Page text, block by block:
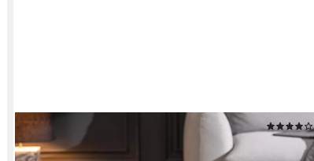
RIESS-AMBIENTE
Couchtisch DIAMOND 70cm schwarz-grau / schwarz